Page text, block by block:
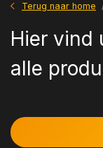
Terug naar home
Hier vind
alle